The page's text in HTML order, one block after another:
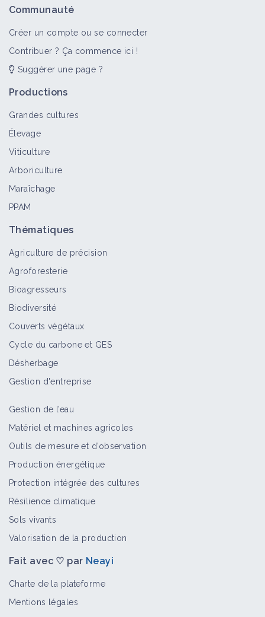
Communauté
Créer un compte ou se connecter
Contribuer ? Ça commence ici !
Suggérer une page ?
Productions
Grandes cultures
Élevage
Viticulture
Arboriculture
Maraîchage
PPAM
Thématiques
Agriculture de précision
Agroforesterie
Bioagresseurs
Biodiversité
Couverts végétaux
Cycle du carbone et GES
Désherbage
Gestion d'entreprise
Gestion de l’eau
Matériel et machines agricoles
Outils de mesure et d’observation
Production énergétique
Protection intégrée des cultures
Résilience climatique
Sols vivants
Valorisation de la production
Fait avec ♡ par Neayi
Charte de la plateforme
Mentions légales